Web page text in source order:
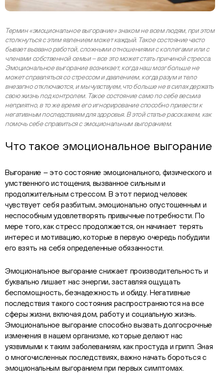
Термин «эмоциональное выгорание» знаком не всем людям, при этом
столкнуться с этим явлением может каждый. Такое состояние часто
бывает вызвано работой, сложными отношениями с коллегами или с
членами собственной семьи – все это может стать причиной стресса.
Эмоциональное выгорание возникает, когда наш мозг больше не
может справляться со стрессом и давлением, когда разум и тело
внезапно отключаются, и мы чувствуем, что больше не в силах держать
свою жизнь под контролем. Такое состояние само по себе весьма
неприятно, в то же время его игнорирование способно привести к
негативным последствиям для здоровья. В этой статье расскажем, как
помочь себе справиться с эмоциональным выгоранием.
Что такое эмоциональное выгорание
Выгорание – это состояние эмоционального, физического и
умственного истощения, вызванное сильным и
продолжительным стрессом. В этот период человек
чувствует себя разбитым, эмоционально опустошенным и
неспособным удовлетворять привычные потребности. По
мере того, как стресс продолжается, он начинает терять
интерес и мотивацию, которые в первую очередь побудили
его взять на себя определенные обязанности.
Эмоциональное выгорание снижает производительность и
буквально лишает нас энергии, заставляя ощущать
беспомощность, безнадежность и обиду. Негативные
последствия такого состояния распространяются на все
сферы жизни, включая дом, работу и социальную жизнь.
Эмоциональное выгорание способно вызвать долгосрочные
изменения в нашем организме, которые делают нас
уязвимыми к таким заболеваниям, как простуда и грипп. Зная
о многочисленных последствиях, важно начать бороться с
эмоциональным выгоранием при первых симптомах.